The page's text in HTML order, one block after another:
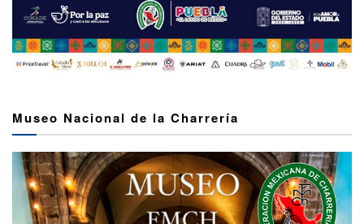
Museo Nacional de la Charrería